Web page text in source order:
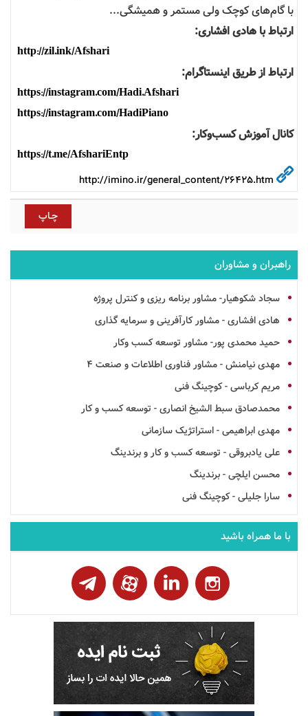
با گام‌های کوچک ولی مستمر و همیشگی...
ارتباط با هادی افشاری:
http://zil.ink/Afshari
ارتباط از طریق اینستاگرام:
https://instagram.com/Hadi.Afshari
https://instagram.com/HadiPiano
کانال آموزش کسب‌وکار:
https://t.me/AfshariEntp
راهبران و مشاوران
سجاد شکوهیار- مشاور برنامه ریزی و کنترل پروژه
هادی افشاری - مشاور کارآفرینی و سرمایه گذاری
حمید محمدی پور- مشاور توسعه کسب وکار
مهدی نیامنش - مشاور فناوری اطلاعات و صنعت 4
مریم کرباسی - کوچینگ فنی
محمدصادق سبط الشیخ انصاری - توسعه کسب و کار
مهدی ابراهیمی - استراتژیک سازمانی
علی یادبروقی - توسعه کسب و کار و برندینگ
محسن ایلچی - برندینگ
سارا جلیلی - کوچینگ فنی
با ما همراه باشید